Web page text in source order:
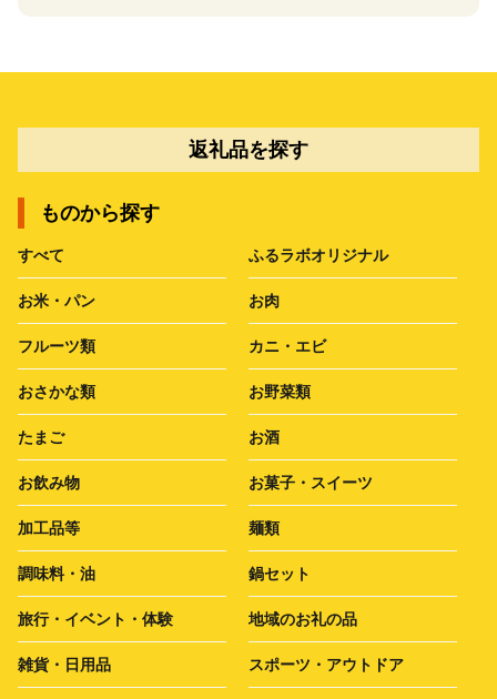
返礼品を探す
ものから探す
すべて ふるラボオリジナル
お米・パン お肉
フルーツ類 カニ・エビ
おさかな類 お野菜類
たまご お酒
お飲み物 お菓子・スイーツ
加工品等 麺類
調味料・油 鍋セット
旅行・イベント・体験 地域のお礼の品
雑貨・日用品 スポーツ・アウトドア